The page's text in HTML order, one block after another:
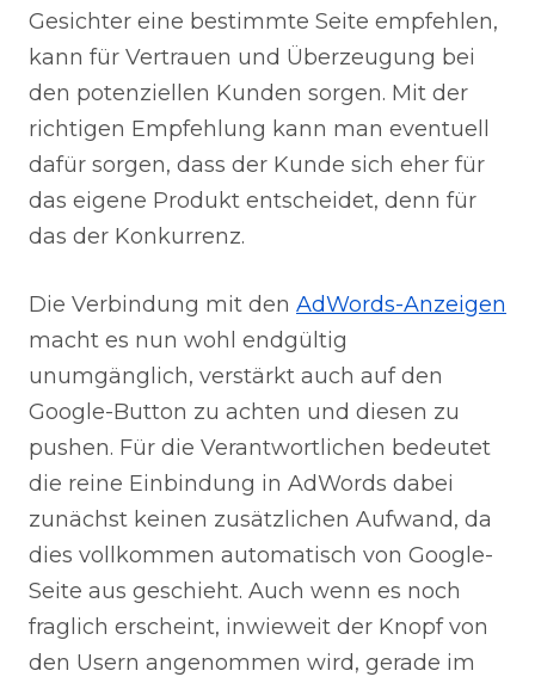
Gesichter eine bestimmte Seite empfehlen,
kann für Vertrauen und Überzeugung bei
den potenziellen Kunden sorgen. Mit der
richtigen Empfehlung kann man eventuell
dafür sorgen, dass der Kunde sich eher für
das eigene Produkt entscheidet, denn für
das der Konkurrenz.
Die Verbindung mit den AdWords-Anzeigen
macht es nun wohl endgültig
unumgänglich, verstärkt auch auf den
Google-Button zu achten und diesen zu
pushen. Für die Verantwortlichen bedeutet
die reine Einbindung in AdWords dabei
zunächst keinen zusätzlichen Aufwand, da
dies vollkommen automatisch von Google-
Seite aus geschieht. Auch wenn es noch
fraglich erscheint, inwieweit der Knopf von
den Usern angenommen wird, gerade im